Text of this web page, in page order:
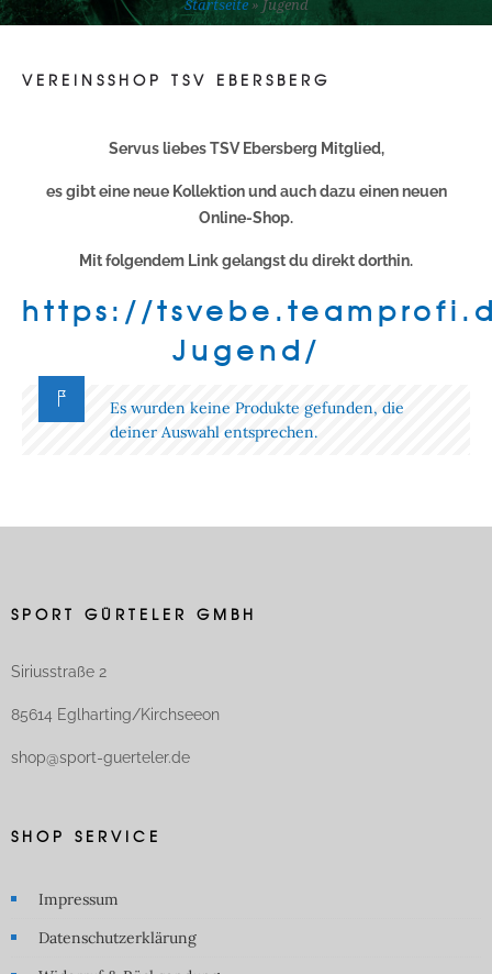
Startseite» Jugend
VEREINSSHOP TSV EBERSBERG
Servus liebes TSV Ebersberg Mitglied,
es gibt eine neue Kollektion und auch dazu einen neuen
Online-Shop.
Mit folgendem Link gelangst du direkt dorthin.
https://
Jugend/
Es wurden keine Produkte gefunden, die
deiner Auswahl entsprechen.
SPORT GÜRTELER GMBH
Siriusstraße 2
85614 Eglharting/Kirchseeon
shop@sport-guerteler.de
SHOP SERVICE
Impressum
Datenschutzerklärung